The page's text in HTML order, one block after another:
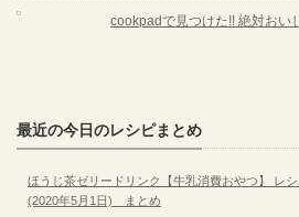
cookpadで見つけた!! 絶対おい
最近の今日のレシピまとめ
ほうじ茶ゼリードリンク【牛乳消費おやつ】 レ
(2020年5月1日) まとめ